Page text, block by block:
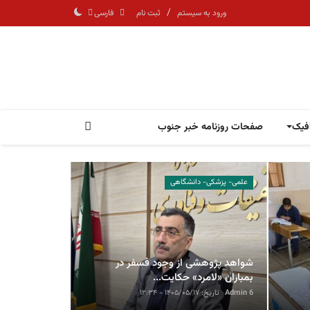
ورود به سیستم / ثبت نام فارسی
صفحات روزنامه خبر جنوب
علمی- پزشکی- دانشگاهی
شواهد پژوهشی از وجود فسفر در
بمباران «لامرد» حکایت...
Admin 6 تاریخ: ۱۴۰۵/۰۵/۱۷ - ۱۲:۳۴